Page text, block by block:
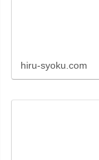
hiru-syoku.com